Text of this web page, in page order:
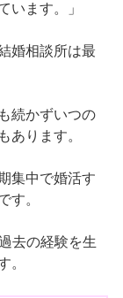
います。」
婚相談所は最
続かずいつの
あります。
集中で婚活す
す。
去の経験を生
。